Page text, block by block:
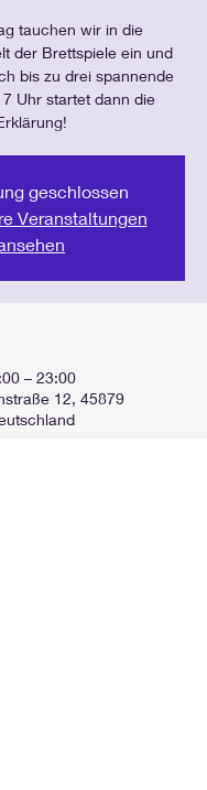
tauchen wir in die
der Brettspiele ein und
bis zu drei spannende
Uhr startet dann die
geschlossen
Veranstaltungen
– 23:00
12, 45879